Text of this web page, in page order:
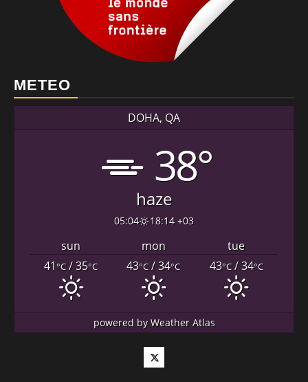
METEO
DOHA, QA
38°
haze
05:04 18:14 +03
sun mon
tue
41°C/ 35°C 43°C/ 34°C 43°C/ 34°C
powered byWeather Atlas
Twitter